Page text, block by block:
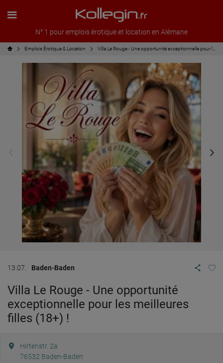
N° 1 pour emplois érotique et location en Alémane
Emplois Érotique & Location
13.07. Baden-Baden
Villa Le Rouge - Une opportunité
exceptionnelle pour les meilleures
filles (18+) !
Hirtenstr. 2a
76532 Baden-Baden